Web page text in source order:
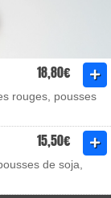
18,80€
rouges, pousses
15,50€
de soja,